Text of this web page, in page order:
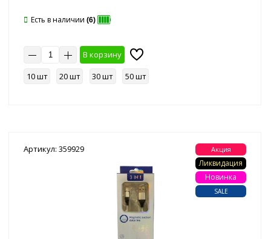
Есть в наличии (6)
В корзину
10 шт
20 шт 30 шт 50 шт
Артикул: 359929 Акция
Ликвидация
Новинка
SALE